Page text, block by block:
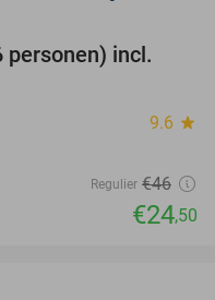
47%
personen) incl.
9.6 star
Regulier €46
€24,50